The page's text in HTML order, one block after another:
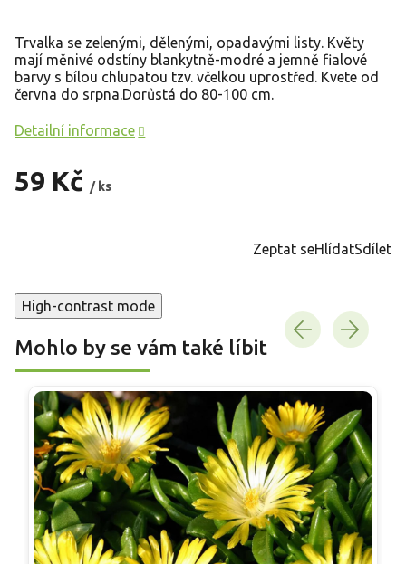
59 Kč / ks
Trvalka se zelenými, dělenými, opadavými listy. Květy
mají měnivé odstíny blankytně-modré a jemně fialové
barvy s bílou chlupatou tzv. včelkou uprostřed. Kvete od
června do srpna.Dorůstá do 80-100 cm.
Detailní informace
Zeptat seHlídatSdílet
High-contrast mode
Mohlo by se vám také líbit